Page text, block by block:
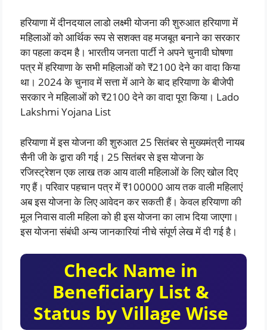
हरियाणा में दीनदयाल लाडो लक्ष्मी योजना की शुरुआत हरियाणा में
महिलाओं को आर्थिक रूप से सशक्त वह मजबूत बनाने का सरकार
का पहला कदम है। भारतीय जनता पार्टी ने अपने चुनावी घोषणा
पत्र में हरियाणा के सभी महिलाओं को ₹2100 देने का वादा किया
था। 2024 के चुनाव में सत्ता में आने के बाद हरियाणा के बीजेपी
सरकार ने महिलाओं को ₹2100 देने का वादा पूरा किया। Lado
Lakshmi Yojana List
हरियाणा में इस योजना की शुरुआत 25 सितंबर से मुख्यमंत्री नायब
सैनी जी के द्वारा की गई। 25 सितंबर से इस योजना के
रजिस्ट्रेशन एक लाख तक आय वाली महिलाओं के लिए खोल दिए
गए हैं। परिवार पहचान पत्र में ₹100000 आय तक वाली महिलाएं
अब इस योजना के लिए आवेदन कर सकती हैं। केवल हरियाणा की
मूल निवास वाली महिला को ही इस योजना का लाभ दिया जाएगा।
इस योजना संबंधी अन्य जानकारियां नीचे संपूर्ण लेख में दी गई है।
Check Name in
Beneficiary List &
Status by Village Wise